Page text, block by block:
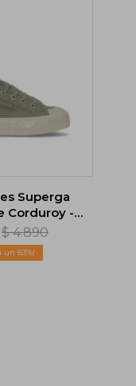
Superga
Corduroy -
$ 4.890
83